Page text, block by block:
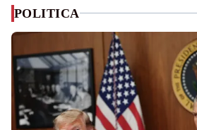
POLITICA